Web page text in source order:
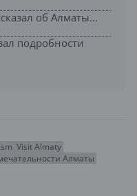
об Алматы...
подробности
Visit Almaty
Алматы